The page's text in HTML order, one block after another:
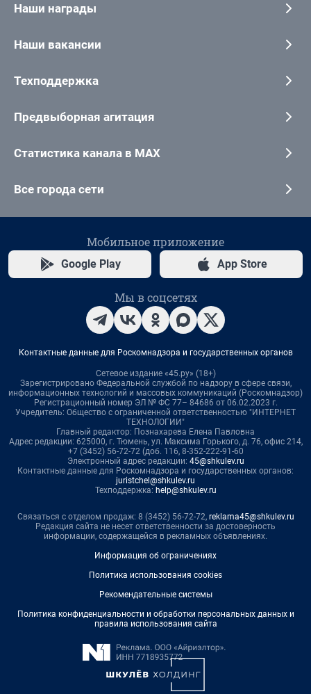
Наши награды
Наши вакансии
Техподдержка
Предвыборная агитация
Статистика канала в MAX
Все города сети
Мобильное приложение
Google Play App Store
Мы в соцсетях
Контактные данные для Роскомнадзора и государственных органов
Сетевое издание «45.ру» (18+)
Зарегистрировано Федеральной службой по надзору в сфере связи,
информационных технологий и массовых коммуникаций (Роскомнадзор)
Регистрационный номер ЭЛ № ФС 77– 84686 от 06.02.2023 г.
Учредитель: Общество с ограниченной ответственностью "ИНТЕРНЕТ
ТЕХНОЛОГИИ"
Главный редактор: Познахарева Елена Павловна
Адрес редакции: 625000, г. Тюмень, ул. Максима Горького, д. 76, офис 214,
+7 (3452) 56-72-72 (доб. 116, 8-352-222-91-60
Электронный адрес редакции: 45@shkulev.ru
Контактные данные для Роскомнадзора и государственных органов:
juristchel@shkulev.ru
Техподдержка: help@shkulev.ru
Связаться с отделом продаж: 8 (3452) 56-72-72, reklama45@shkulev.ru
Редакция сайта не несет ответственности за достоверность
информации, содержащейся в рекламных объявлениях.
Информация об ограничениях
Политика использования cookies
Рекомендательные системы
Политика конфиденциальности и обработки персональных данных и
правила использования сайта